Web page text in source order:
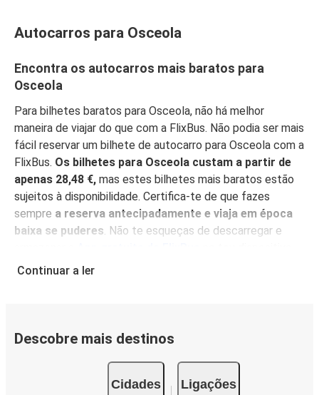
Autocarros para Osceola
Encontra os autocarros mais baratos para
Osceola
Para bilhetes baratos para Osceola, não há melhor
maneira de viajar do que com a FlixBus. Não podia ser mais
fácil reservar um bilhete de autocarro para Osceola com a
FlixBus. Os bilhetes para Osceola custam a partir de
apenas 28,48 €, mas estes bilhetes mais baratos estão
sujeitos à disponibilidade. Certifica-te de que fazes
sempre a reserva antecipadamente e viaja em época
baixa se puderes. Não te esqueças de descarregar e
móvel e encontra os melhores preços, gere mais
simplesmente mostra-o ao condutor, e depois acomoda-
Continuar a ler
Descobre mais destinos
Cidades Ligações